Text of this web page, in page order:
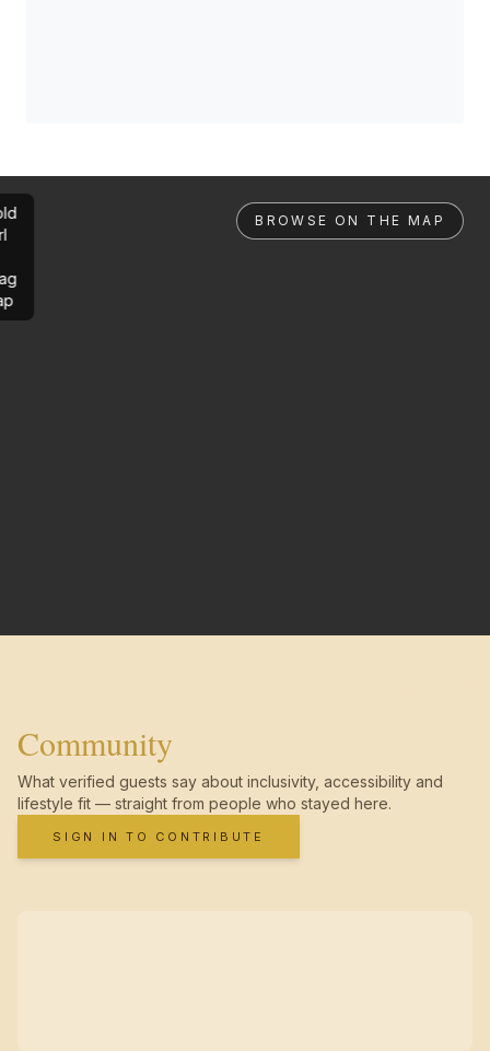
BROWSE ON THE MAP
Community
What verified guests say about inclusivity, accessibility and
lifestyle fit — straight from people who stayed here.
SIGN IN TO CONTRIBUTE